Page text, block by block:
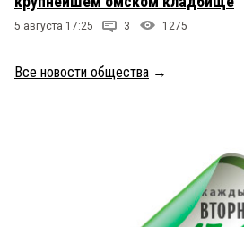
5 августа 17:25 3 1275
Все новости общества →